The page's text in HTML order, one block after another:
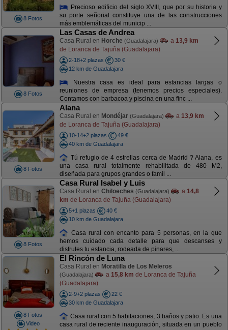
8 Fotos
Precioso edificio del siglo XVIII, que por su historia y
su porte señorial constituye una de las construcciones
más emblemáticas del municip ...
8 Fotos
Las Casas de Andrea
Casa Rural en Horche (Guadalajara) a 13,9 km
de Loranca de Tajuña (Guadalajara)
2-18+2 plazas
30 €
12 km de Guadalajara
Nuestra casa es ideal para estancias largas o
reuniones de empresa (tenemos precios especiales).
Contamos con barbacoa y piscina en una finc ...
8 Fotos
Alana
Casa Rural en Mondéjar (Guadalajara) a 13,9 km
de Loranca de Tajuña (Guadalajara)
10-14+2 plazas
49 €
40 km de Guadalajara
Tú refugio de 4 estrellas cerca de Madrid ? Alana, es
una casa rural totalmente rehabilitada de 480 M2,
diseñada para grupos grandes o famil ...
8 Fotos
Casa Rural Isabel y Luis
Casa Rural en Chiloeches (Guadalajara) a 14,8
km de Loranca de Tajuña (Guadalajara)
5+1 plazas
40 €
10 km de Guadalajara
Casa rural con encanto para 5 personas, en la que
hemos cuidado cada detalle para que descanses y
disfrutes tu estancia, rodeada de pinares, ...
8 Fotos
Video
El Rincón de Luna
Casa Rural en Moratilla de Los Meleros
(Guadalajara) a 15,8 km de Loranca de Tajuña
(Guadalajara)
2-9+2 plazas
22 €
30 km de Guadalajara
Casa rural con 5 habitaciones, 3 baños y patio. Es una
casa rural de reciente inauguración, situada en un pueblo